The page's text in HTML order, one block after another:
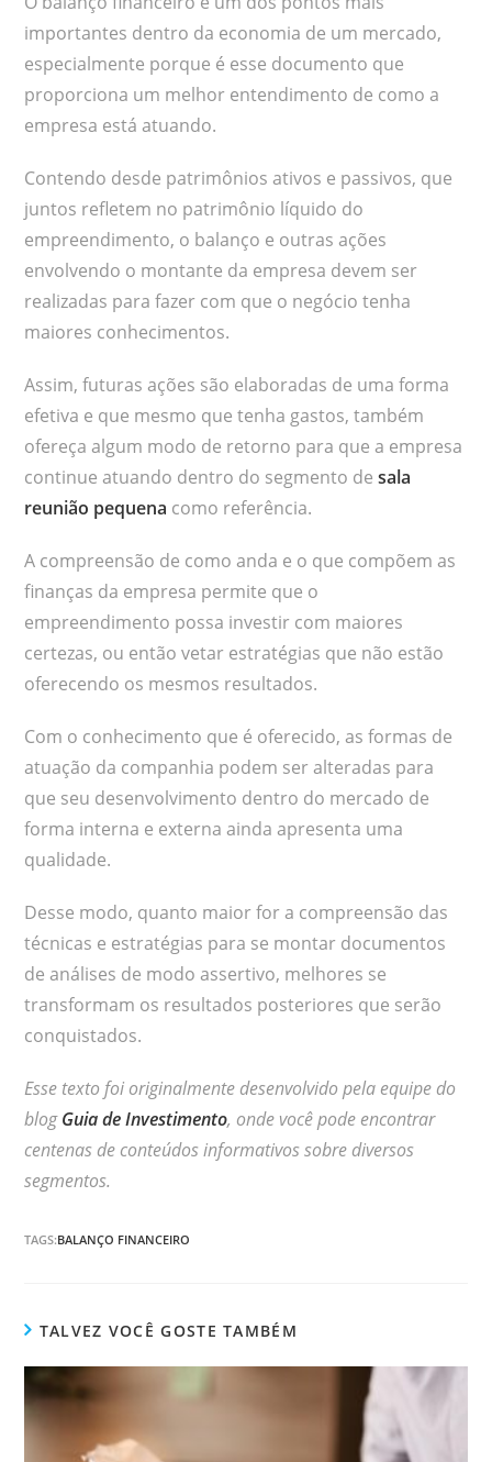
importantes dentro da economia de um mercado,
especialmente porque é esse documento que
proporciona um melhor entendimento de como a
empresa está atuando.
Contendo desde patrimônios ativos e passivos, que
juntos refletem no patrimônio líquido do
empreendimento, o balanço e outras ações
envolvendo o montante da empresa devem ser
realizadas para fazer com que o negócio tenha
maiores conhecimentos.
Assim, futuras ações são elaboradas de uma forma
efetiva e que mesmo que tenha gastos, também
ofereça algum modo de retorno para que a empresa
continue atuando dentro do segmento desala
reunião pequena como referência.
A compreensão de como anda e o que compõem as
finanças da empresa permite que o
empreendimento possa investir com maiores
certezas, ou então vetar estratégias que não estão
oferecendo os mesmos resultados.
Com o conhecimento que é oferecido, as formas de
atuação da companhia podem ser alteradas para
que seu desenvolvimento dentro do mercado de
forma interna e externa ainda apresenta uma
qualidade.
Desse modo, quanto maior for a compreensão das
técnicas e estratégias para se montar documentos
de análises de modo assertivo, melhores se
transformam os resultados posteriores que serão
conquistados.
Esse texto foi originalmente desenvolvido pela equipe do
blogGuia de Investimento, onde você pode encontrar
centenas de conteúdos informativos sobre diversos
segmentos.
TAGS:BALANÇO FINANCEIRO
TALVEZ VOCÊ GOSTE TAMBÉM